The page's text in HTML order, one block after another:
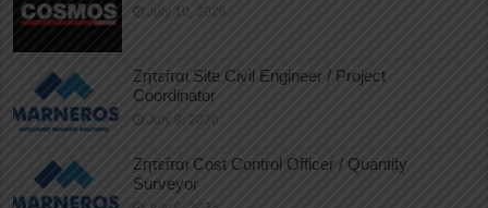
July 10, 2026
Ζητείται Site Civil Engineer / Project
Coordinator
July 9, 2026
Ζητείται Cost Control Officer / Quantity
Surveyor